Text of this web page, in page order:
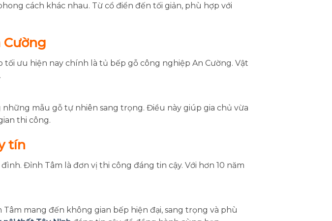
cách khác nhau. Từ cổ điển đến tối giản, phù hợp với
ưu hiện nay chính là tủ bếp gỗ công nghiệp An Cường. Vật
mẫu gỗ tự nhiên sang trọng. Điều này giúp gia chủ vừa
thi công.
tín
Đỉnh Tâm là đơn vị thi công đáng tin cậy. Với hơn 10 năm
mang đến không gian bếp hiện đại, sang trọng và phù